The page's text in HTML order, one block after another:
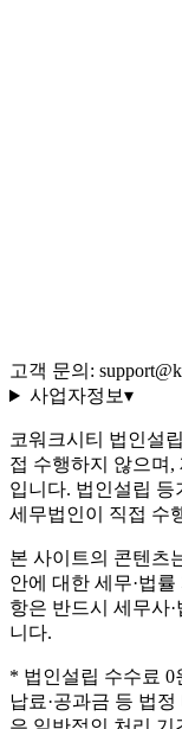
고객 문의:
사업자정보▾
코워크시티 법인설
접 수행하지 않으며,
입니다. 법인설립
세무법인이 직접 수
본 사이트의 콘텐츠
안에 대한 세무·법
항은 반드시 세무사
니다.
* 법인설립 수수료 0
납료·공과금 등 법